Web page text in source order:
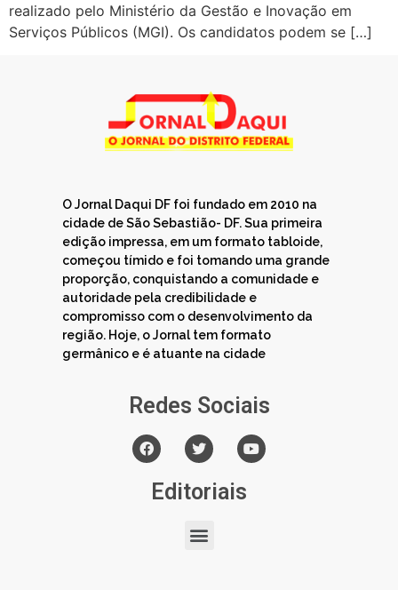
realizado pelo Ministério da Gestão e Inovação em
Serviços Públicos (MGI). Os candidatos podem se […]
O Jornal Daqui DF foi fundado em 2010 na
cidade de São Sebastião- DF. Sua primeira
edição impressa, em um formato tabloide,
começou tímido e foi tomando uma grande
proporção, conquistando a comunidade e
autoridade pela credibilidade e
compromisso com o desenvolvimento da
região. Hoje, o Jornal tem formato
germânico e é atuante na cidade
Redes Sociais
Editoriais